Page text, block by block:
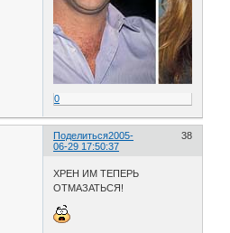
0
Поделиться 38
2005-
06-29 17:50:37
ХРЕН ИМ ТЕПЕРЬ
ОТМАЗАТЬСЯ!